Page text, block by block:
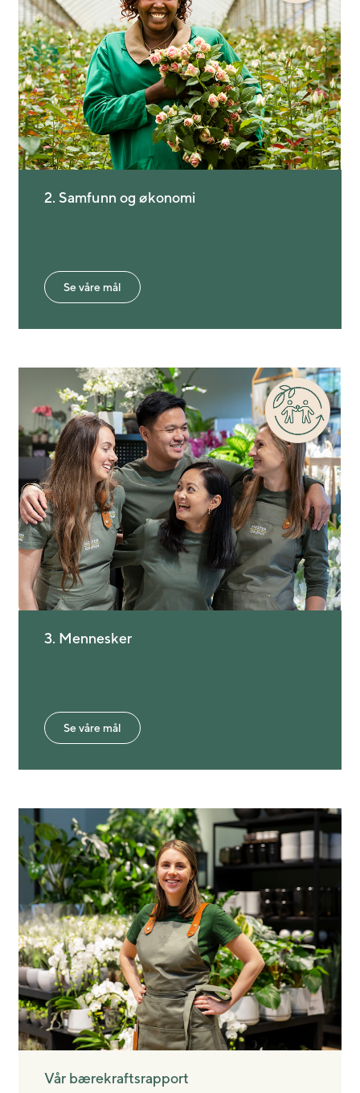
2. Samfunn og økonomi
Se våre mål
3. Mennesker
Se våre mål
Vår bærekraftsrapport